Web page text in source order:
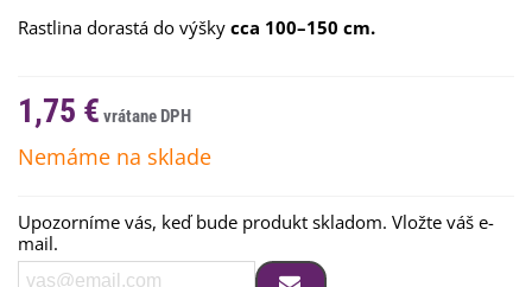
Rastlina dorastá do výšky cca 100–150 cm.
1,75 €
Nemáme na sklade
Upozorníme vás, keď bude produkt skladom. Vložte váš e-
mail.